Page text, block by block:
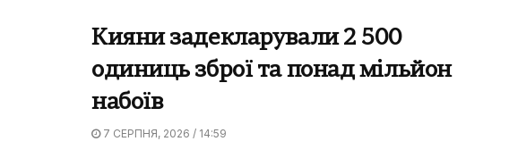
Кияни задекларували 2 500
одиниць зброї та понад мільйон
набоїв
7 СЕРПНЯ, 2026 / 14:59